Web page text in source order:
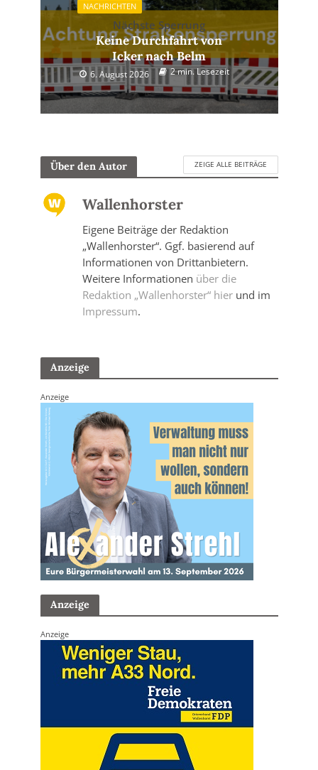
NACHRICHTEN
Nächste Sperrung
Keine Durchfahrt von
Icker nach Belm
6. August 2026 2 min. Lesezeit
Über den Autor ZEIGE ALLE BEITRÄGE
Wallenhorster
Eigene Beiträge der Redaktion
„Wallenhorster“. Ggf. basierend auf
Informationen von Drittanbietern.
Weitere Informationen über die
Redaktion „Wallenhorster“ hierund im
Impressum.
Anzeige
Anzeige
Anzeige
Anzeige